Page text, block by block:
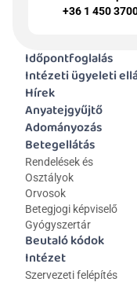
+36 1 450
Időpontfoglalás
Intézeti ügyeleti
Hírek
Anyatejgyűjtő
Adományozás
Betegellátás
Rendelések és
Osztályok
Orvosok
Betegjogi képviselő
Gyógyszertár
Beutaló kódok
Intézet
Szervezeti felépítés